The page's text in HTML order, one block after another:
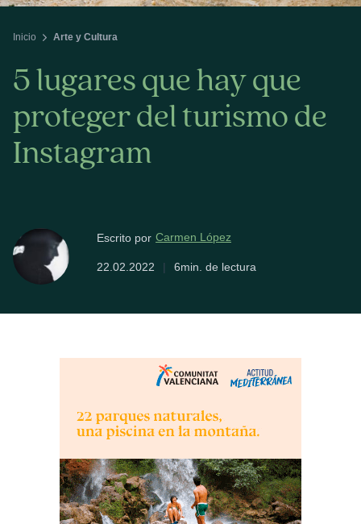
Inicio Arte y Cultura
5 lugares que hay que
proteger del turismo de
Instagram
Escrito por Carmen López
22.02.2022 | 6min. de lectura